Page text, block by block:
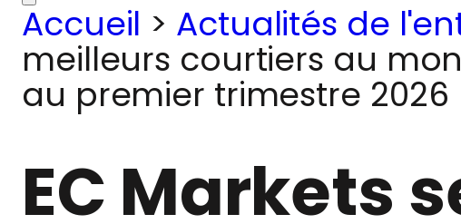
Accueil > Actualités de
meilleurs courtiers au
au premier trimestre 2026
EC Markets